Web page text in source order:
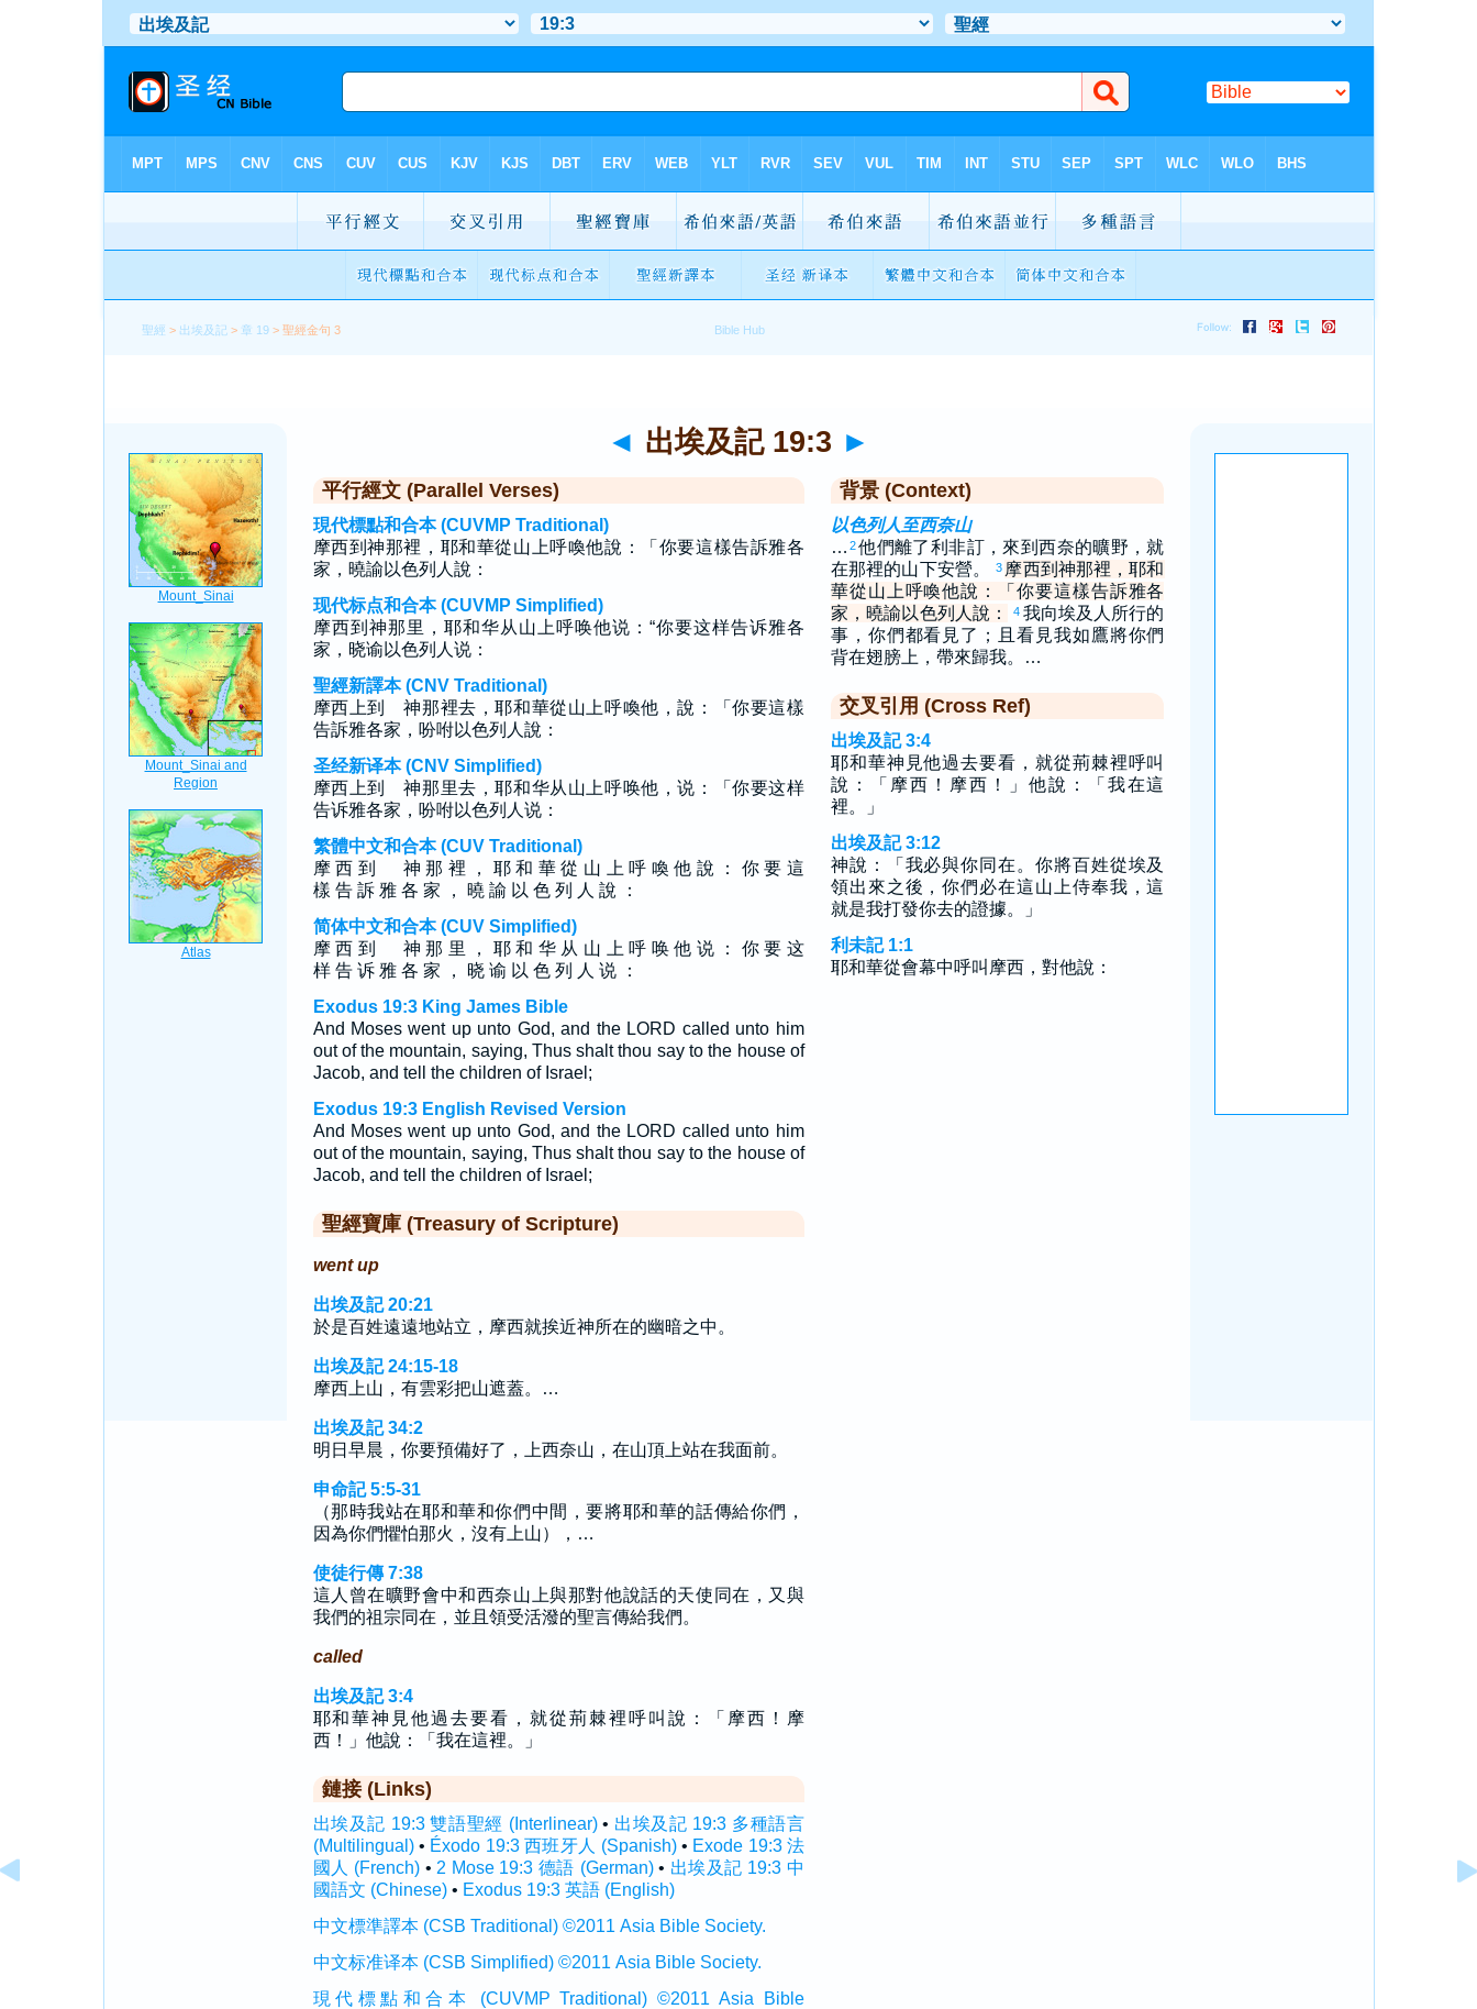
聖經 > 出埃及記 > 章 19 > 聖經金句 3
◄ 出埃及記 19:3 ►
平行經文 (Parallel Verses)
現代標點和合本 (CUVMP Traditional)
摩西到神那裡，耶和華從山上呼喚他說：「你要這樣告訴雅各
家，曉諭以色列人說：
现代标点和合本 (CUVMP Simplified)
摩西到神那里，耶和华从山上呼唤他说：“你要这样告诉雅各
家，晓谕以色列人说：
聖經新譯本 (CNV Traditional)
摩西上到 神那裡去，耶和華從山上呼喚他，說：「你要這樣
告訴雅各家，吩咐以色列人說：
圣经新译本 (CNV Simplified)
摩西上到 神那里去，耶和华从山上呼唤他，说：「你要这样
告诉雅各家，吩咐以色列人说：
繁體中文和合本 (CUV Traditional)
摩 西 到 神 那 裡 ， 耶 和 華 從 山 上 呼 喚 他 說 ： 你 要 這
樣 告 訴 雅 各 家 ， 曉 諭 以 色 列 人 說 ：
简体中文和合本 (CUV Simplified)
摩 西 到 神 那 里 ， 耶 和 华 从 山 上 呼 唤 他 说 ： 你 要 这
样 告 诉 雅 各 家 ， 晓 谕 以 色 列 人 说 ：
Exodus 19:3 King James Bible
And Moses went up unto God, and the LORD called unto him
out of the mountain, saying, Thus shalt thou say to the house of
Jacob, and tell the children of Israel;
Exodus 19:3 English Revised Version
And Moses went up unto God, and the LORD called unto him
out of the mountain, saying, Thus shalt thou say to the house of
Jacob, and tell the children of Israel;
聖經寶庫 (Treasury of Scripture)
went up
出埃及記 20:21
於是百姓遠遠地站立，摩西就挨近神所在的幽暗之中。
出埃及記 24:15-18
摩西上山，有雲彩把山遮蓋。…
出埃及記 34:2
明日早晨，你要預備好了，上西奈山，在山頂上站在我面前。
申命記 5:5-31
（那時我站在耶和華和你們中間，要將耶和華的話傳給你們，
因為你們懼怕那火，沒有上山），…
使徒行傳 7:38
這人曾在曠野會中和西奈山上與那對他說話的天使同在，又與
我們的祖宗同在，並且領受活潑的聖言傳給我們。
called
出埃及記 3:4
耶和華神見他過去要看，就從荊棘裡呼叫說：「摩西！摩
西！」他說：「我在這裡。」
鏈接 (Links)
出埃及記 19:3 雙語聖經 (Interlinear)• 出埃及記 19:3 多種語言
(Multilingual)• Éxodo 19:3 西班牙人 (Spanish)• Exode 19:3 法
國人 (French) • 2 Mose 19:3 德語 (German)• 出埃及記 19:3 中
國語文 (Chinese)• Exodus 19:3 英語 (English)
中文標準譯本 (CSB Traditional) ©2011 Asia Bible Society.
中文标准译本 (CSB Simplified) ©2011 Asia Bible Society.
現代標點和合本 (CUVMP Traditional) ©2011 Asia Bible
背景 (Context)
以色列人至西奈山
… 2他們離了利非訂，來到西奈的曠野，就
在那裡的山下安營。
3 摩西到神那裡，耶和
華從山上呼喚他說：「你要這樣告訴雅各
家，曉諭以色列人說：
4 我向埃及人所行的
事，你們都看見了；且看見我如鷹將你們
背在翅膀上，帶來歸我。…
交叉引用 (Cross Ref)
出埃及記 3:4
耶和華神見他過去要看，就從荊棘裡呼叫
說：「摩西！摩西！」他說：「我在這
裡。」
出埃及記 3:12
神說：「我必與你同在。你將百姓從埃及
領出來之後，你們必在這山上侍奉我，這
就是我打發你去的證據。」
利未記 1:1
耶和華從會幕中呼叫摩西，對他說：